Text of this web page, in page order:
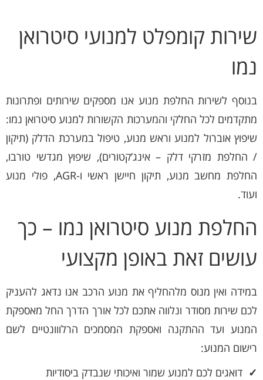
שירות קומפלט למנועי סיטרואן
נמו
בנוסף לשירות החלפת מנוע אנו מספקים שירותים ופתרונות
מתקדמים לכל החלקי והמערכות הקשורות למנוע סיטרואן נמו:
שיפוץ אוברול למנוע וראש מנוע, טיפול במערכת הדלק (תיקון
/ החלפת מזרקי דלק – אינג’קטורים), שיפוץ מגדשי טורבו,
החלפת מחשב מנוע, תיקון חיישן ראשי ו-AGR, פולי מנוע
ועוד.
החלפת מנוע סיטרואן נמו – כך
עושים זאת באופן מקצועי
במידה ואין מנוס מלהחליף את מנוע הרכב אנו נדאג להעניק
לכם שירות מסודר ונלווה אתכם לכל אורך הדרך החל מאספקת
המנוע ועד ההתקנה ואספקת המסמכים הרלווונטיים לשם
רישום המנוע:
✓ דואגים לכם למנוע שמור ואיכותי שנבדק ביסודיות